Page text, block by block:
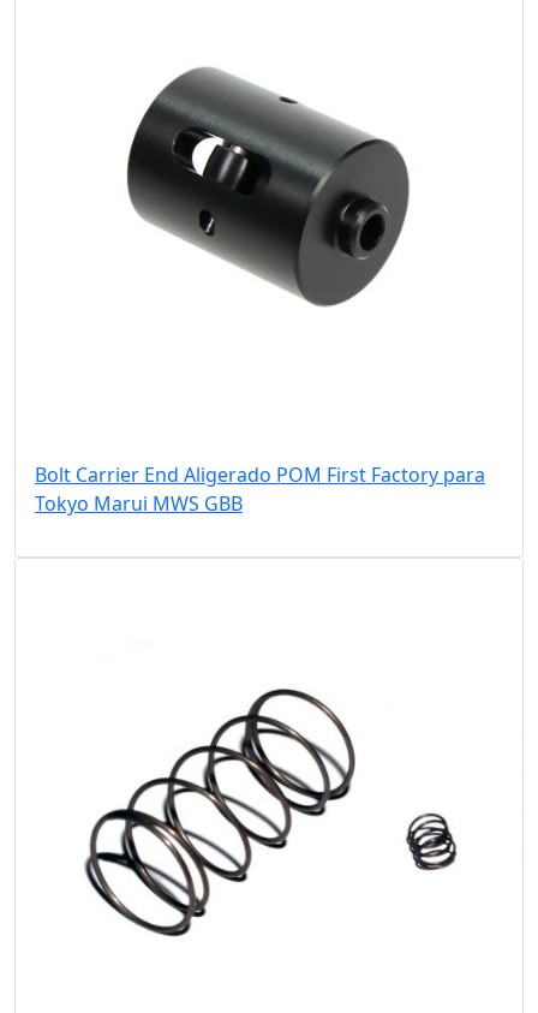
Bolt Carrier End Aligerado POM First Factory para
Tokyo Marui MWS GBB